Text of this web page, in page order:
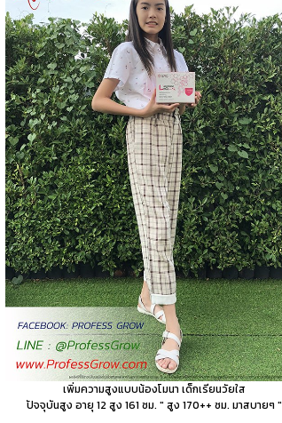
เพิ่มความสูงแบบน้องโมนา เด็กเรียนวัยใส
ปัจจุบันสูง อายุ 12 สูง 161 ซม. " สูง 170++ ซม. มาสบายๆ "